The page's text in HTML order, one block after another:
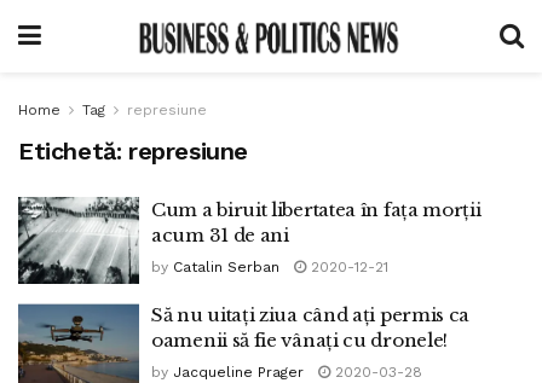
Home Tag represiune
Etichetă: represiune
Cum a biruit libertatea în fața morții
acum 31 de ani
by Catalin Serban 2020-12-21
Să nu uitați ziua când ați permis ca
oamenii să fie vânați cu dronele!
by Jacqueline Prager 2020-03-28